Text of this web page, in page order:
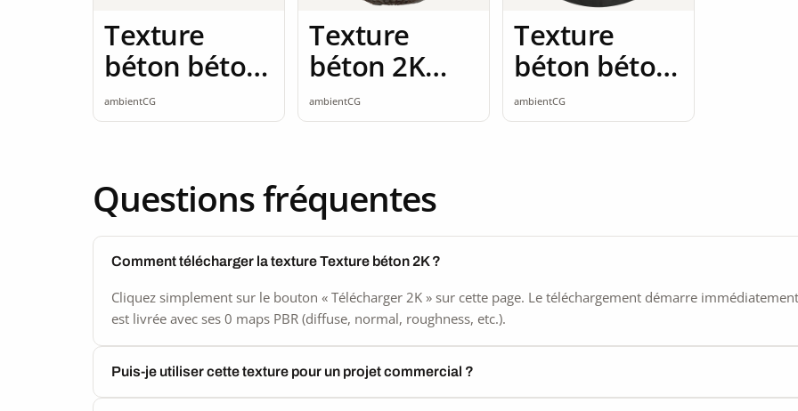
Texture
béton béton
brut 2K
seamless
ambientCG
Texture
béton 2K
seamless
ambientCG
Texture
béton béton
poli 2K
seamless
ambientCG
Questions fréquentes
Comment télécharger la texture Texture béton 2K ?
Cliquez simplement sur le bouton « Télécharger 2K » sur cette page. Le téléchargement démarre
est livrée avec ses 0 maps PBR (diffuse, normal, roughness, etc.).
Puis-je utiliser cette texture pour un projet commercial ?